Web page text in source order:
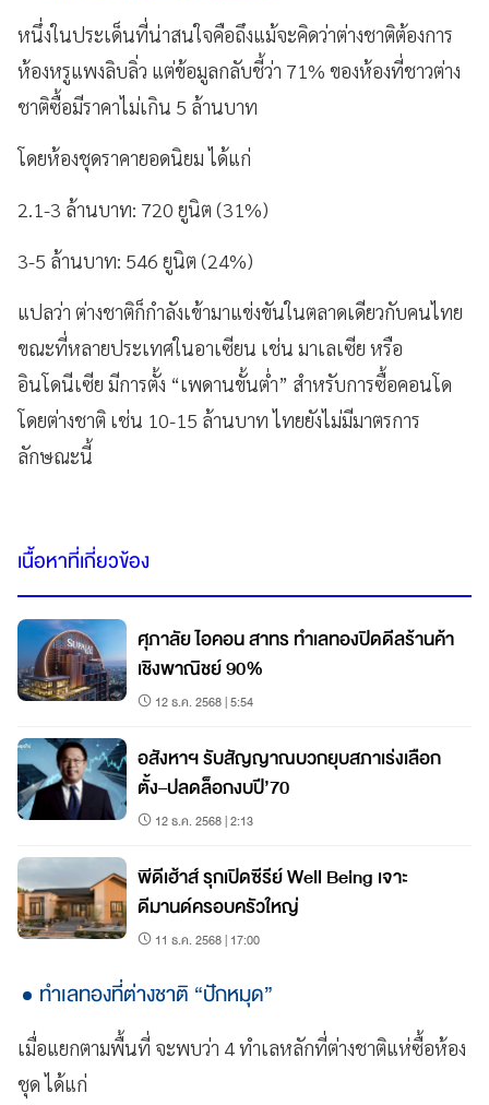
หนึ่งในประเด็นที่น่าสนใจคือถึงแม้จะคิดว่าต่างชาติต้องการ
ห้องหรูแพงลิบลิ่ว แต่ข้อมูลกลับชี้ว่า 71% ของห้องที่ชาวต่าง
ชาติซื้อมีราคาไม่เกิน 5 ล้านบาท
โดยห้องชุดราคายอดนิยม ได้แก่
2.1-3 ล้านบาท: 720 ยูนิต (31%)
3-5 ล้านบาท: 546 ยูนิต (24%)
แปลว่า ต่างชาติก็กำลังเข้ามาแข่งขันในตลาดเดียวกับคนไทย
ขณะที่หลายประเทศในอาเซียน เช่น มาเลเซีย หรือ
อินโดนีเซีย มีการตั้ง “เพดานขั้นต่ำ” สำหรับการซื้อคอนโด
โดยต่างชาติ เช่น 10-15 ล้านบาท ไทยยังไม่มีมาตรการ
ลักษณะนี้
เนื้อหาที่เกี่ยวข้อง
ศุภาลัย ไอคอน สาทร ทำเลทองปิดดีลร้านค้า
เชิงพาณิชย์ 90%
12 ธ.ค. 2568 | 5:54
อสังหาฯ รับสัญญาณบวกยุบสภาเร่งเลือก
ตั้ง–ปลดล็อกงบปี’70
12 ธ.ค. 2568 | 2:13
พีดีเฮ้าส์ รุกเปิดซีรีย์ Well Being เจาะ
ดีมานด์ครอบครัวใหญ่
11 ธ.ค. 2568 | 17:00
ทำเลทองที่ต่างชาติ “ปักหมุด”
เมื่อแยกตามพื้นที่ จะพบว่า 4 ทำเลหลักที่ต่างชาติแห่ซื้อห้อง
ชุด ได้แก่